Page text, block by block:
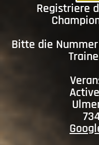
Registriere
Bitte die